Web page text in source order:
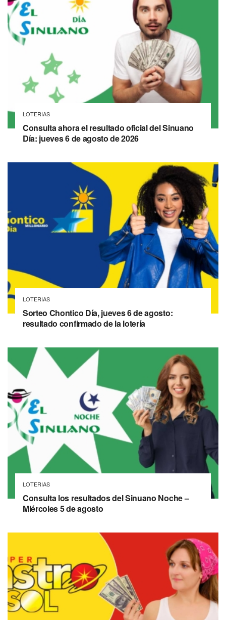
LOTERIAS
Consulta ahora el resultado oficial del Sinuano
Día: jueves 6 de agosto de 2026
LOTERIAS
Sorteo Chontico Día, jueves 6 de agosto:
resultado confirmado de la lotería
LOTERIAS
Consulta los resultados del Sinuano Noche –
Miércoles 5 de agosto